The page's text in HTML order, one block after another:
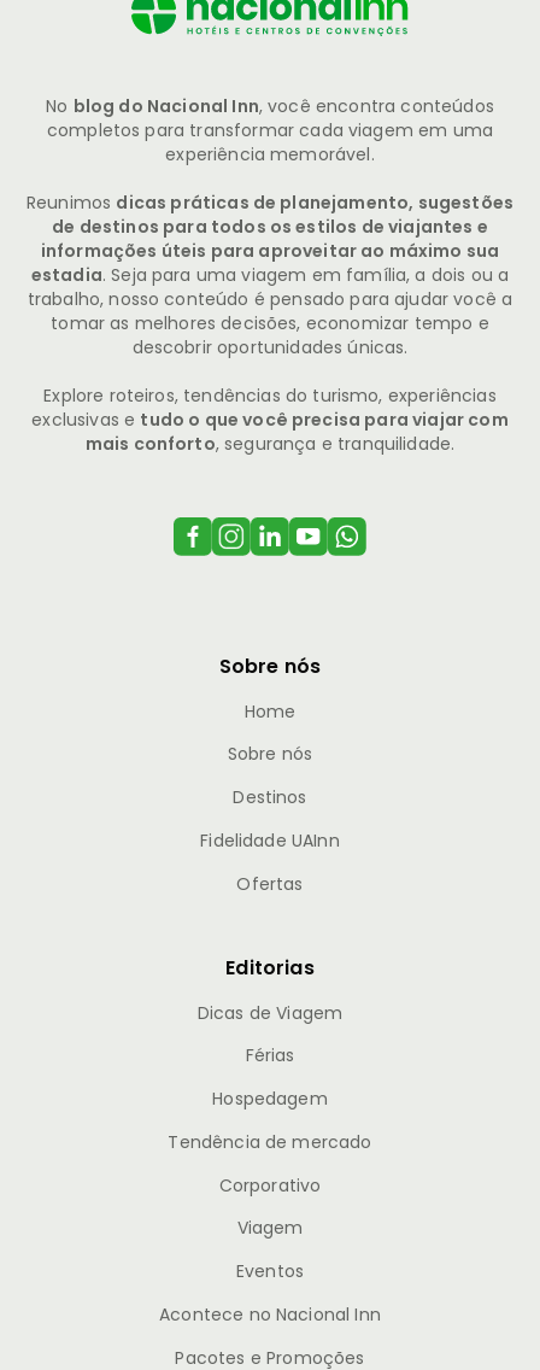
No blog do Nacional Inn, você encontra conteúdos
completos para transformar cada viagem em uma
experiência memorável.
Reunimos dicas práticas de planejamento, sugestões
de destinos para todos os estilos de viajantes e
informações úteis para aproveitar ao máximo sua
estadia. Seja para uma viagem em família, a dois ou a
trabalho, nosso conteúdo é pensado para ajudar você a
tomar as melhores decisões, economizar tempo e
descobrir oportunidades únicas.
Explore roteiros, tendências do turismo, experiências
exclusivas e tudo o que você precisa para viajar com
mais conforto, segurança e tranquilidade.
Sobre nós
Home
Sobre nós
Destinos
Fidelidade UAInn
Ofertas
Editorias
Dicas de Viagem
Férias
Hospedagem
Tendência de mercado
Corporativo
Viagem
Eventos
Acontece no Nacional Inn
Pacotes e Promoções